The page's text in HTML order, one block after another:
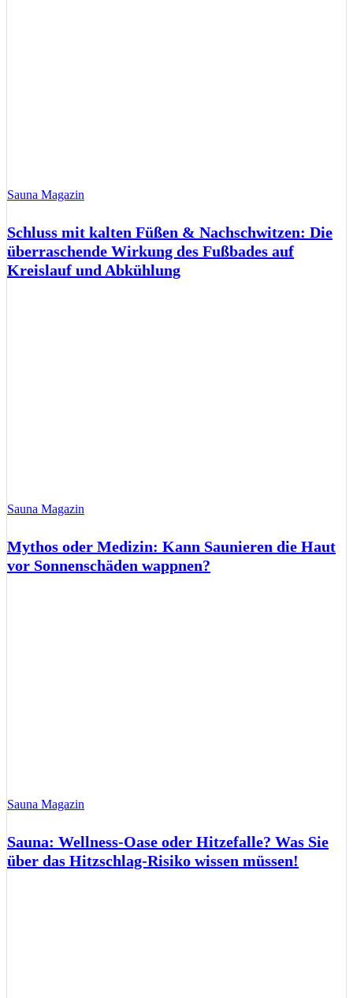
Sauna Magazin
Schluss mit kalten Füßen & Nachschwitzen: Die
überraschende Wirkung des Fußbades auf
Kreislauf und Abkühlung
Sauna Magazin
Mythos oder Medizin: Kann Saunieren die Haut
vor Sonnenschäden wappnen?
Sauna Magazin
Sauna: Wellness-Oase oder Hitzefalle? Was Sie
über das Hitzschlag-Risiko wissen müssen!